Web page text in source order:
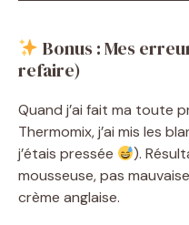
Bonus : Mes
refaire)
Quand j’ai fait ma toute
Thermomix, j’ai mis les
j’étais pressée
).
mousseuse, pas
crème anglaise.